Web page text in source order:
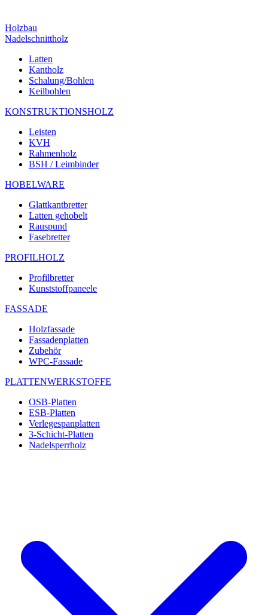
Holzbau
Nadelschnittholz
Latten
Kantholz
Schalung/Bohlen
Keilbohlen
KONSTRUKTIONSHOLZ
Leisten
KVH
Rahmenholz
BSH / Leimbinder
HOBELWARE
Glattkantbretter
Latten gehobelt
Rauspund
Fasebretter
PROFILHOLZ
Profilbretter
Kunststoffpaneele
FASSADE
Holzfassade
Fassadenplatten
Zubehör
WPC-Fassade
PLATTENWERKSTOFFE
OSB-Platten
ESB-Platten
Verlegespanplatten
3-Schicht-Platten
Nadelsperrholz